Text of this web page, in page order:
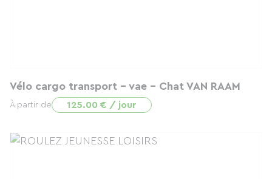
Vélo cargo transport - vae - Chat VAN RAAM
À partir de 125.00 € / jour